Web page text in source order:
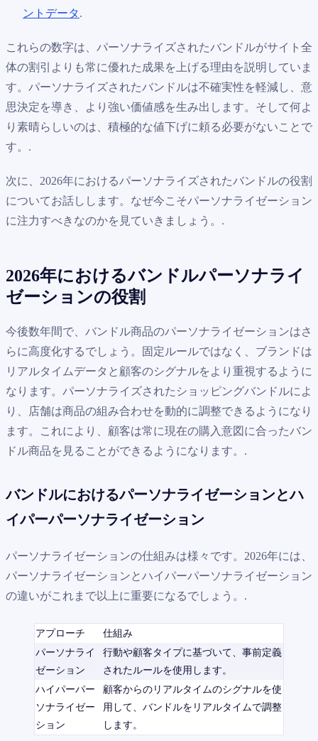
ントデータ.
これらの数字は、パーソナライズされたバンドルがサイト全
体の割引よりも常に優れた成果を上げる理由を説明していま
す。パーソナライズされたバンドルは不確実性を軽減し、意
思決定を導き、より強い価値感を生み出します。そして何よ
り素晴らしいのは、積極的な値下げに頼る必要がないことで
す。.
次に、2026年におけるパーソナライズされたバンドルの役割
についてお話しします。なぜ今こそパーソナライゼーション
に注力すべきなのかを見ていきましょう。.
2026年におけるバンドルパーソナライ
ゼーションの役割
今後数年間で、バンドル商品のパーソナライゼーションはさ
らに高度化するでしょう。固定ルールではなく、ブランドは
リアルタイムデータと顧客のシグナルをより重視するように
なります。パーソナライズされたショッピングバンドルによ
り、店舗は商品の組み合わせを動的に調整できるようになり
ます。これにより、顧客は常に現在の購入意図に合ったバン
ドル商品を見ることができるようになります。.
バンドルにおけるパーソナライゼーションとハ
イパーパーソナライゼーション
パーソナライゼーションの仕組みは様々です。2026年には、
パーソナライゼーションとハイパーパーソナライゼーション
の違いがこれまで以上に重要になるでしょう。.
アプローチ
仕組み
パーソナライ
ゼーション
行動や顧客タイプに基づいて、事前定義
されたルールを使用します。
ハイパーパー
ソナライゼー
ション
顧客からのリアルタイムのシグナルを使
用して、バンドルをリアルタイムで調整
します。